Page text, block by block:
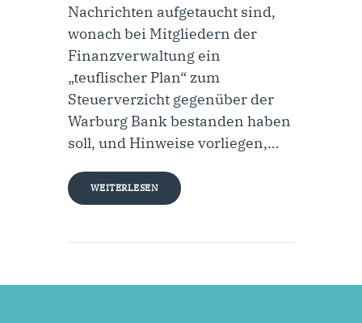
Nachrichten aufgetaucht sind,
wonach bei Mitgliedern der
Finanzverwaltung ein
„teuflischer Plan“ zum
Steuerverzicht gegenüber der
Warburg Bank bestanden haben
soll, und Hinweise vorliegen,…
WEITERLESEN